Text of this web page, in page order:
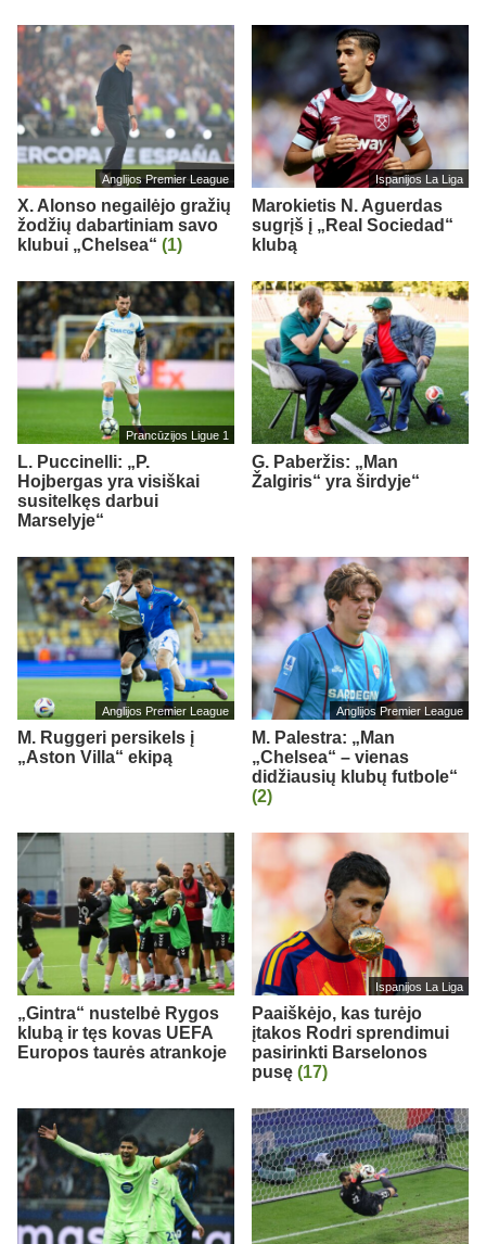
Anglijos Premier League
X. Alonso negailėjo gražių
žodžių dabartiniam savo
klubui „Chelsea“ (1)
Ispanijos La Liga
Marokietis N. Aguerdas
sugrįš į „Real Sociedad“
klubą
Prancūzijos Ligue 1
L. Puccinelli: „P.
Hojbergas yra visiškai
susitelkęs darbui
Marselyje“
G. Paberžis: „Man
Žalgiris“ yra širdyje“
Anglijos Premier League
M. Ruggeri persikels į
„Aston Villa“ ekipą
Anglijos Premier League
M. Palestra: „Man
„Chelsea“ – vienas
didžiausių klubų futbole“
(2)
„Gintra“ nustelbė Rygos
klubą ir tęs kovas UEFA
Europos taurės atrankoje
Ispanijos La Liga
Paaiškėjo, kas turėjo
įtakos Rodri sprendimui
pasirinkti Barselonos
pusę (17)